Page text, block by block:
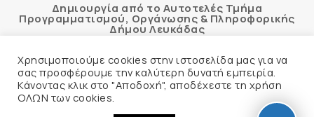
Δημιουργία από το Αυτοτελές Τμήμα
Προγραμματισμού, Οργάνωσης & Πληροφορικής
Δήμου Λευκάδας
Αυτόματος έλεγχος προσβασιμότητας
δικτυακού τόπου με βάση το πρότυπο WCAG 2.1
Χρησιμοποιούμε cookies στην ιστοσελίδα μας για να
σας προσφέρουμε την καλύτερη δυνατή εμπειρία.
Κάνοντας κλικ στο "Αποδοχή", αποδέχεστε τη χρήση
ΟΛΩΝ των cookies.